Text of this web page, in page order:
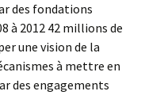
des fondations
à 2012 42 millions de
une vision de la
à mettre en
des engagements